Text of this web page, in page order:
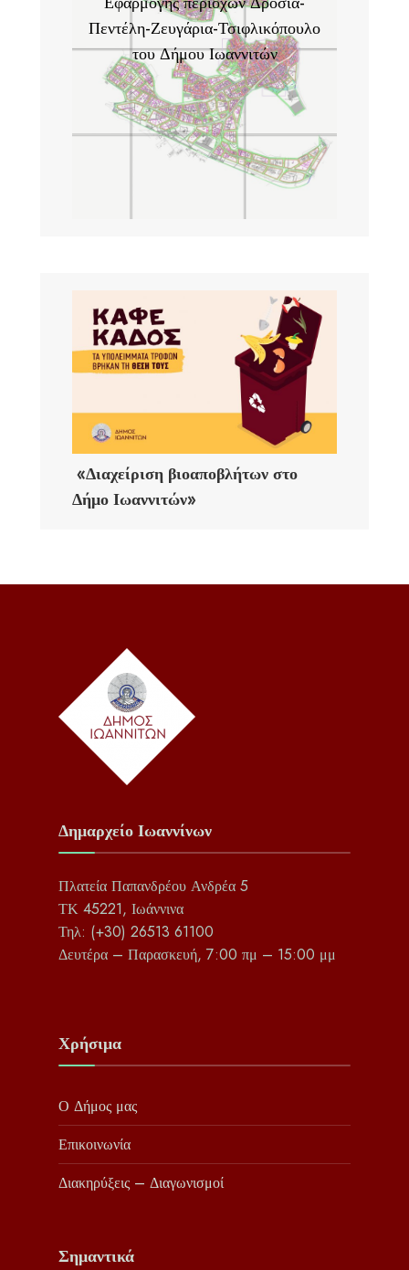
Πεντέλη-Ζευγάρια-Τσιφλικόπουλο
του Δήμου Ιωαννιτών
«Διαχείριση βιοαποβλήτων στο
Δήμο Ιωαννιτών»
Δημαρχείο Ιωαννίνων
Πλατεία Παπανδρέου Ανδρέα 5
ΤΚ 45221, Ιωάννινα
Τηλ: (+30) 26513 61100
Δευτέρα – Παρασκευή, 7:00 πμ – 15:00 μμ
Χρήσιμα
Ο Δήμος μας
Επικοινωνία
Διακηρύξεις – Διαγωνισμοί
Σημαντικά